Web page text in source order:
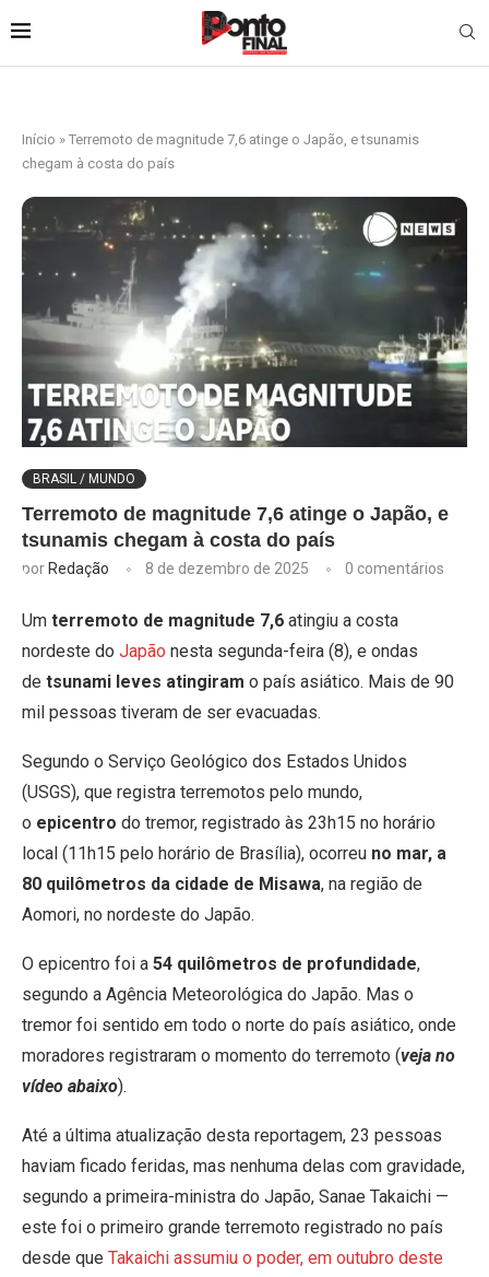
Início » Terremoto de magnitude 7,6 atinge o Japão, e tsunamis
chegam à costa do país
BRASIL / MUNDO
Terremoto de magnitude 7,6 atinge o Japão, e
tsunamis chegam à costa do país
por Redação 8 de dezembro de 2025 0 comentários
Um terremoto de magnitude 7,6 atingiu a costa
nordeste do Japão nesta segunda-feira (8), e ondas
de tsunami leves atingiram o país asiático. Mais de 90
mil pessoas tiveram de ser evacuadas.
Segundo o Serviço Geológico dos Estados Unidos
(USGS), que registra terremotos pelo mundo,
o epicentro do tremor, registrado às 23h15 no horário
local (11h15 pelo horário de Brasília), ocorreu no mar, a
80 quilômetros da cidade de Misawa, na região de
Aomori, no nordeste do Japão.
O epicentro foi a 54 quilômetros de profundidade,
segundo a Agência Meteorológica do Japão. Mas o
tremor foi sentido em todo o norte do país asiático, onde
moradores registraram o momento do terremoto (veja no
vídeo abaixo).
Até a última atualização desta reportagem, 23 pessoas
haviam ficado feridas, mas nenhuma delas com gravidade,
segundo a primeira-ministra do Japão, Sanae Takaichi —
este foi o primeiro grande terremoto registrado no país
desde que Takaichi assumiu o poder, em outubro deste